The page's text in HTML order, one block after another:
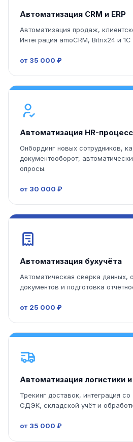
Автоматизация CRM и ERP
Автоматизация продаж,
Интеграция amoCRM, Bitrix24 и
от 35 000 ₽
Автоматизация HR-
Онбординг новых сотрудников,
документооборот,
опросы.
от 30 000 ₽
Автоматизация бухучёта
Автоматическая сверка данных,
документов и подготовка
от 25 000 ₽
Автоматизация логистики
Трекинг доставок, интеграция
СДЭК, складской учёт и
от 35 000 ₽